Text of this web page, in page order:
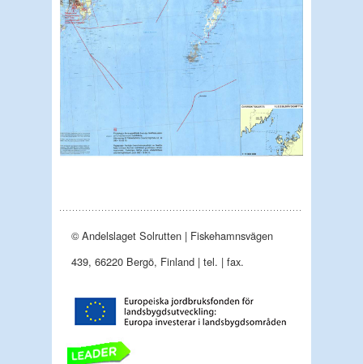
© Andelslaget Solrutten | Fiskehamnsvägen
439, 66220 Bergö, Finland | tel. | fax.